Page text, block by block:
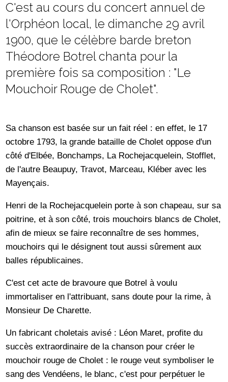
Contacts
C'est au cours du concert annuel de
l'Orphéon local, le dimanche 29 avril
1900, que le célèbre barde breton
Théodore Botrel chanta pour la
première fois sa composition : "Le
Mouchoir Rouge de Cholet".
Sa chanson est basée sur un fait réel : en effet, le 17
octobre 1793, la grande bataille de Cholet oppose d'un
côté d'Elbée, Bonchamps, La Rochejacquelein, Stofflet,
de l'autre Beaupuy, Travot, Marceau, Kléber avec les
Mayençais.
Henri de la Rochejacquelein porte à son chapeau, sur sa
poitrine, et à son côté, trois mouchoirs blancs de Cholet,
afin de mieux se faire reconnaître de ses hommes,
mouchoirs qui le désignent tout aussi sûrement aux
balles républicaines.
C'est cet acte de bravoure que Botrel à voulu
immortaliser en l'attribuant, sans doute pour la rime, à
Monsieur De Charette.
Un fabricant choletais avisé : Léon Maret, profite du
succès extraordinaire de la chanson pour créer le
mouchoir rouge de Cholet : le rouge veut symboliser le
sang des Vendéens, le blanc, c'est pour perpétuer le